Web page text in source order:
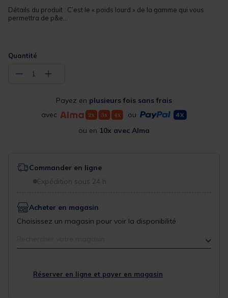
Détails du produit : C’est le « poids lourd » de la gamme qui vous
permettra de p&e...
Quantité
− 1 +
Payez en plusieurs fois sans frais
avec
ou
ou en 10x avec Alma
Commander en ligne
Expédition sous 24 h
Acheter en magasin
Choisissez un magasin pour voir la disponibilité
Réserver en ligne et payer en magasin